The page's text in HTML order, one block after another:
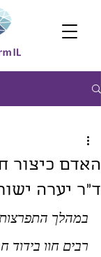
האדם כיצור
ד"ר יערה
במהלך
רבים חוו